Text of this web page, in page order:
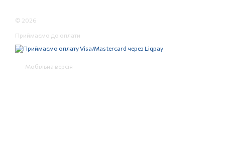
© 2026
Приймаємо до оплати
Мобільна версія